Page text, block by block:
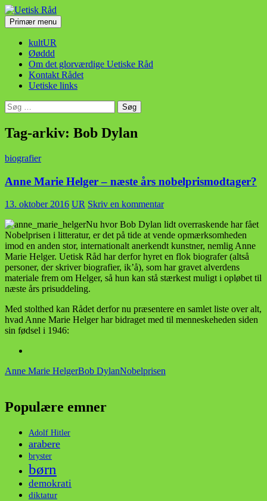
Hop
til
indhold
Uetisk Råd
SøgPrimær menu
kultUR
Øøddd
Om det glorværdige Uetiske Råd
Kontakt Rådet
Uetiske links
Søg
efter:
Tag-arkiv: Bob Dylan
biografier
Anne Marie Helger – næste års nobelprismodtager?
13. oktober 2016 UR Skriv en kommentar
Nu hvor Bob Dylan lidt overraskende har fået
Nobelprisen i litteratur, er det på tide at vende opmærksomheden
imod en anden stor, internationalt anerkendt kunstner, nemlig Anne
Marie Helger. Uetisk Råd har derfor hyret en flok biografer (altså
personer, der skriver biografier, ik’å), som har gravet alverdens
materiale frem om Helger, så hun kan stå stærkest muligt i opløbet til
næste års prisuddeling.
Med stolthed kan Rådet derfor nu præsentere en samlet liste over alt,
hvad Anne Marie Helger har bidraget med til menneskeheden siden
sin fødsel i 1946:
Anne Marie HelgerBob DylanNobelprisen
Populære emner
Adolf Hitler
arabere
bryster
børn
demokrati
diktatur